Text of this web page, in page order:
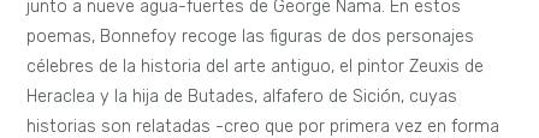
junto a nueve agua-fuertes de George Nama. En estos
poemas, Bonnefoy recoge las figuras de dos personajes
célebres de la historia del arte antiguo, el pintor Zeuxis de
Heraclea y la hija de Butades, alfafero de Sición, cuyas
historias son relatadas -creo que por primera vez en forma